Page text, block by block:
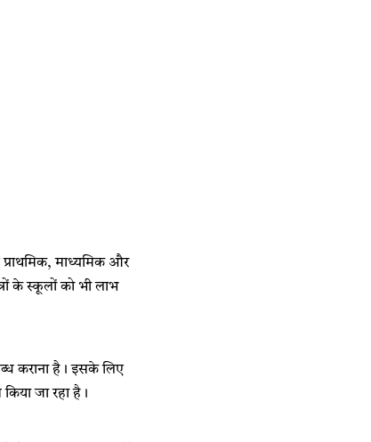
प्राथमिक, माध्यमिक और
के स्कूलों को भी लाभ
कराना है। इसके लिए
जा रहा है।